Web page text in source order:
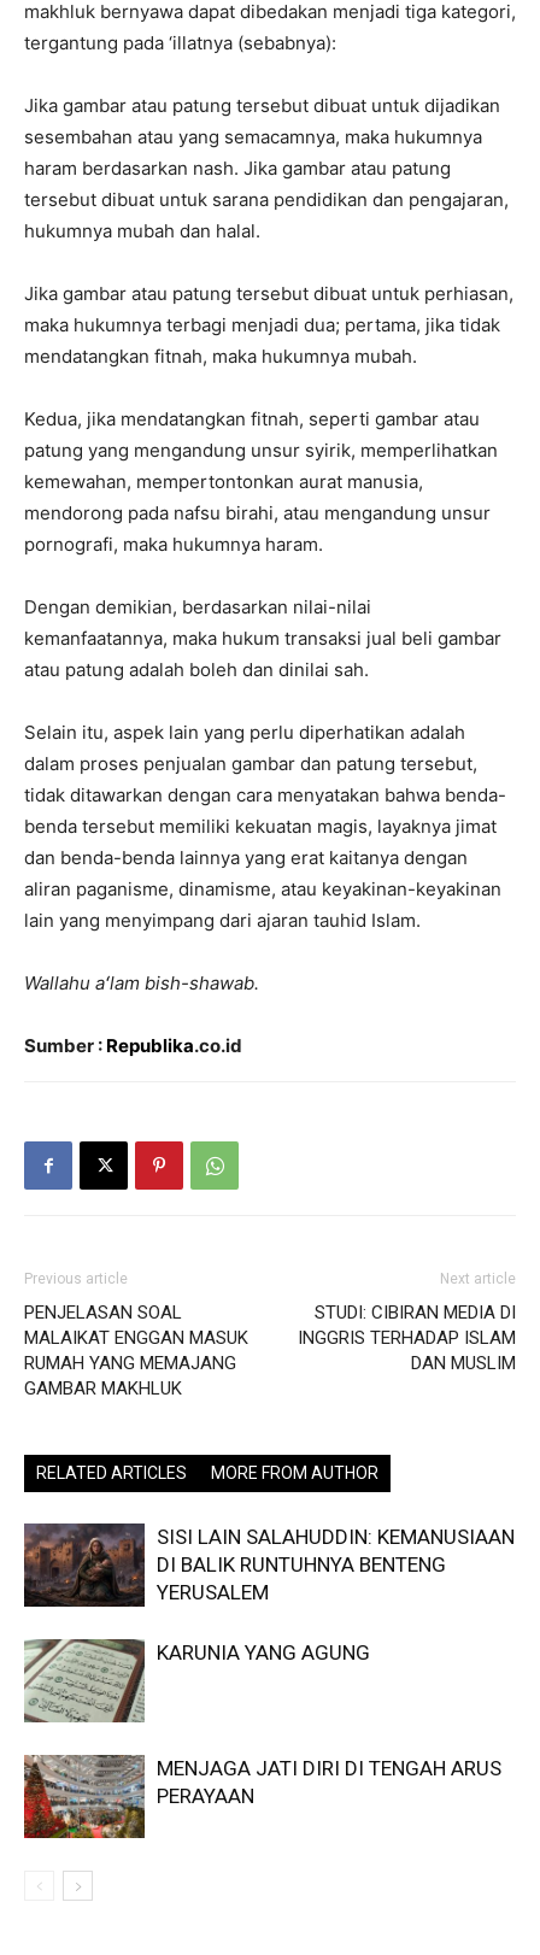
makhluk bernyawa dapat dibedakan menjadi tiga kategori,
tergantung pada ‘illatnya (sebabnya):
Jika gambar atau patung tersebut dibuat untuk dijadikan
sesembahan atau yang semacamnya, maka hukumnya
haram berdasarkan nash. Jika gambar atau patung
tersebut dibuat untuk sarana pendidikan dan pengajaran,
hukumnya mubah dan halal.
Jika gambar atau patung tersebut dibuat untuk perhiasan,
maka hukumnya terbagi menjadi dua; pertama, jika tidak
mendatangkan fitnah, maka hukumnya mubah.
Kedua, jika mendatangkan fitnah, seperti gambar atau
patung yang mengandung unsur syirik, memperlihatkan
kemewahan, mempertontonkan aurat manusia,
mendorong pada nafsu birahi, atau mengandung unsur
pornografi, maka hukumnya haram.
Dengan demikian, berdasarkan nilai-nilai
kemanfaatannya, maka hukum transaksi jual beli gambar
atau patung adalah boleh dan dinilai sah.
Selain itu, aspek lain yang perlu diperhatikan adalah
dalam proses penjualan gambar dan patung tersebut,
tidak ditawarkan dengan cara menyatakan bahwa benda-
benda tersebut memiliki kekuatan magis, layaknya jimat
dan benda-benda lainnya yang erat kaitanya dengan
aliran paganisme, dinamisme, atau keyakinan-keyakinan
lain yang menyimpang dari ajaran tauhid Islam.
Wallahu aʻlam bish-shawab.
Sumber : Republika.co.id
Previous article
PENJELASAN SOAL
MALAIKAT ENGGAN MASUK
RUMAH YANG MEMAJANG
GAMBAR MAKHLUK
Next article
STUDI: CIBIRAN MEDIA DI
INGGRIS TERHADAP ISLAM
DAN MUSLIM
RELATED ARTICLES MORE FROM AUTHOR
SISI LAIN SALAHUDDIN: KEMANUSIAAN
DI BALIK RUNTUHNYA BENTENG
YERUSALEM
KARUNIA YANG AGUNG
MENJAGA JATI DIRI DI TENGAH ARUS
PERAYAAN